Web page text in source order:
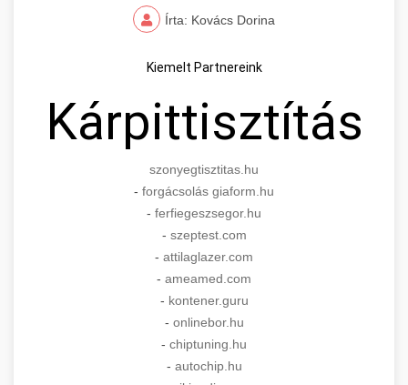
Írta: Kovács Dorina
Kiemelt Partnereink
Kárpittisztítás
szonyegtisztitas.hu
- forgácsolás giaform.hu
- ferfiegeszsegor.hu
- szeptest.com
- attilaglazer.com
- ameamed.com
- kontener.guru
- onlinebor.hu
- chiptuning.hu
- autochip.hu